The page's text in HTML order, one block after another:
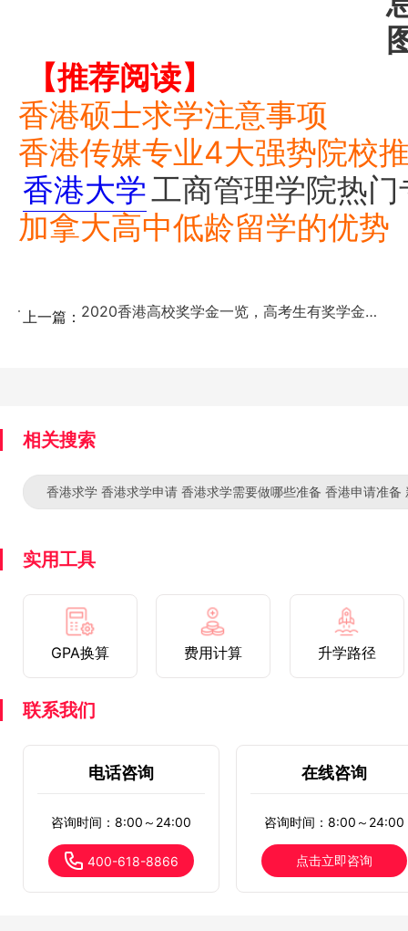
【推荐阅读】
香港硕士求学注意事项
香港传媒专业4大强势院校
香港大学工商管理学院热门
加拿大高中低龄留学的优势
上一篇： 2020香港高校奖学金一览，高考生有奖学金可拿！...
相关搜索
香港求学 香港求学申请 香港求学需要做哪些准备 香港申请准备
实用工具
GPA换算 费用计算 升学路径
联系我们
电话咨询
咨询时间：8:00～24:00
400-618-8866
在线咨询
咨询时间：8:00～24:00
点击立即咨询